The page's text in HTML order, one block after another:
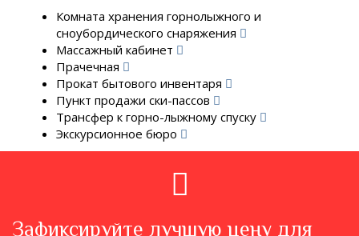
Комната хранения горнолыжного и
сноубордического снаряжения
Массажный кабинет
Прачечная
Прокат бытового инвентаря
Пункт продажи ски-пассов
Трансфер к горно-лыжному спуску
Экскурсионное бюро
Зафиксируйте лучшую цену для